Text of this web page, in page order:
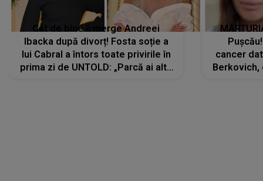
Cât de bine îi merge Andreei
Ibacka după divorț! Fosta soție a
lui Cabral a întors toate privirile în
prima zi de UNTOLD: „Parcă ai altă
cancer
Berkovich,